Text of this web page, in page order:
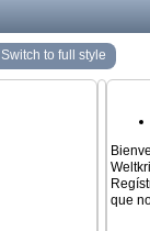
Switch to full style
que